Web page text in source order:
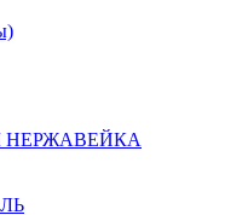
НЕРЖАВЕЙКА